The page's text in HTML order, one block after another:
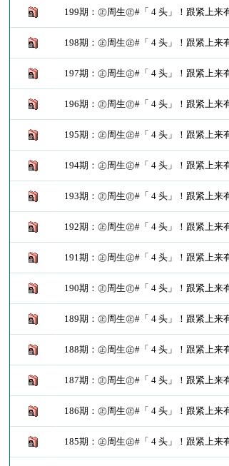
199期：㊣周生㊣#「 4 头」！跟紧上
198期：㊣周生㊣#「 4 头」！跟紧上
197期：㊣周生㊣#「 4 头」！跟紧上
196期：㊣周生㊣#「 4 头」！跟紧上
195期：㊣周生㊣#「 4 头」！跟紧上
194期：㊣周生㊣#「 4 头」！跟紧上
193期：㊣周生㊣#「 4 头」！跟紧上
192期：㊣周生㊣#「 4 头」！跟紧上
191期：㊣周生㊣#「 4 头」！跟紧上
190期：㊣周生㊣#「 4 头」！跟紧上
189期：㊣周生㊣#「 4 头」！跟紧上
188期：㊣周生㊣#「 4 头」！跟紧上
187期：㊣周生㊣#「 4 头」！跟紧上
186期：㊣周生㊣#「 4 头」！跟紧上
185期：㊣周生㊣#「 4 头」！跟紧上